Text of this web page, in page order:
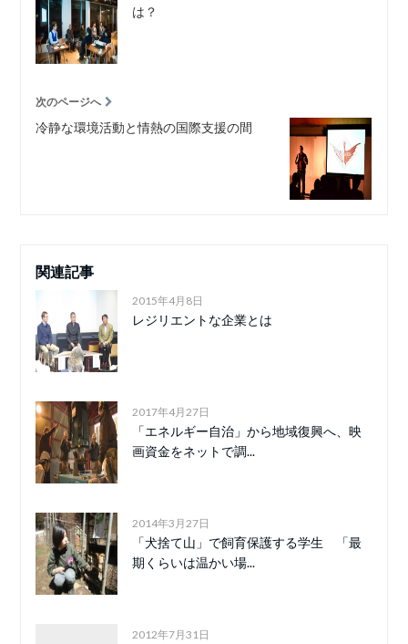
は？
次のページへ
冷静な環境活動と情熱の国際支援の間
関連記事
2015年4月8日
レジリエントな企業とは
2017年4月27日
「エネルギー自治」から地域復興へ、映
画資金をネットで調...
2014年3月27日
「犬捨て山」で飼育保護する学生 「最
期くらいは温かい場...
2012年7月31日